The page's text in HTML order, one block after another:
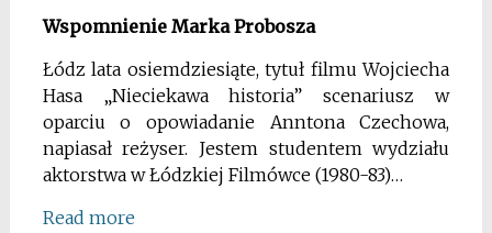
Wspomnienie Marka Probosza
Łódz lata osiemdziesiąte, tytuł filmu Wojciecha
Hasa „Nieciekawa historia” scenariusz w
oparciu o opowiadanie Anntona Czechowa,
napiasał reżyser. Jestem studentem wydziału
aktorstwa w Łódzkiej Filmówce (1980-83)…
Read more